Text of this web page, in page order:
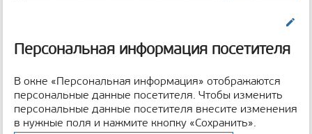
Персональная информация посетителя
В окне «Персональная информация» отображаются
персональные данные посетителя. Чтобы изменить
персональные данные посетителя внесите изменения
в нужные поля и нажмите кнопку «Сохранить».